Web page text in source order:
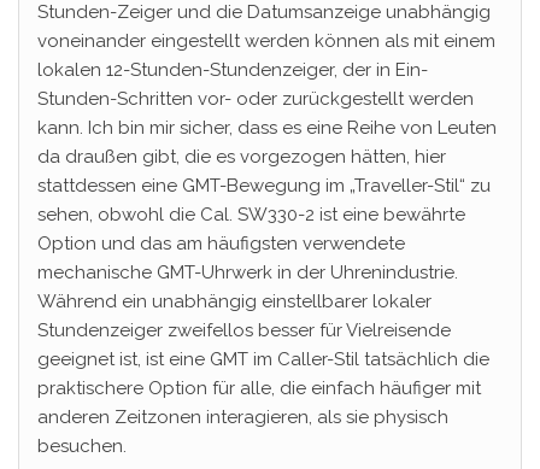
Stunden-Zeiger und die Datumsanzeige unabhängig
voneinander eingestellt werden können als mit einem
lokalen 12-Stunden-Stundenzeiger, der in Ein-
Stunden-Schritten vor- oder zurückgestellt werden
kann. Ich bin mir sicher, dass es eine Reihe von Leuten
da draußen gibt, die es vorgezogen hätten, hier
stattdessen eine GMT-Bewegung im „Traveller-Stil“ zu
sehen, obwohl die Cal. SW330-2 ist eine bewährte
Option und das am häufigsten verwendete
mechanische GMT-Uhrwerk in der Uhrenindustrie.
Während ein unabhängig einstellbarer lokaler
Stundenzeiger zweifellos besser für Vielreisende
geeignet ist, ist eine GMT im Caller-Stil tatsächlich die
praktischere Option für alle, die einfach häufiger mit
anderen Zeitzonen interagieren, als sie physisch
besuchen.